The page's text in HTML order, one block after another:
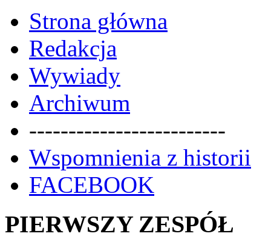
Strona główna
Redakcja
Wywiady
Archiwum
-------------------------
Wspomnienia z historii
FACEBOOK
PIERWSZY ZESPÓŁ